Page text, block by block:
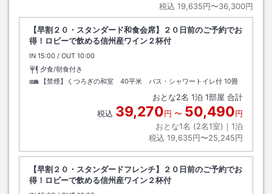
税込 19,635円〜36,300円
【早割２０・スタンダード和食会席】２０日前のご予約でお
得！ロビーで飲める信州産ワイン２杯付
IN チェックイン
15:00 / OUT チェックアウト
10:00
夕食/朝食付き
【禁煙】くつろぎの和室 40平米 バス・シャワートイレ付 10畳
おとな2名 1泊 1部屋 合計
税込 39,270円 〜 50,490円
おとな1名 (2名1室)｜ 1泊
税込 19,635円〜25,245円
【早割２０・スタンダードフレンチ】２０日前のご予約でお
得！ロビーで飲める信州産ワイン２杯付